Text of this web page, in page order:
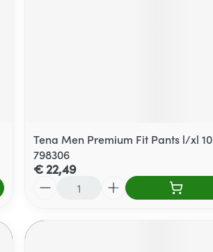
Tena Men Premium Fit Pants l/xl 10
798306
€ 22,49